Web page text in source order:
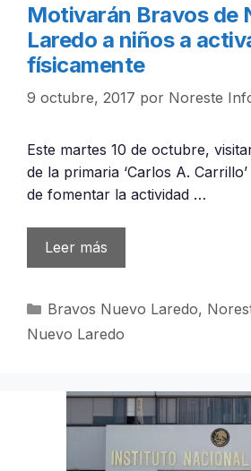
Motivarán Bravos de
Laredo a niños a
físicamente
9 octubre, 2017 por Noreste
Este martes 10 de octubre,
de la primaria ‘Carlos A.
de fomentar la actividad …
Leer más
Categorías
Bravos Nuevo Laredo,
Nuevo Laredo